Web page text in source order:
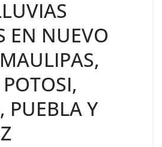
EN NUEVO
PUEBLA Y